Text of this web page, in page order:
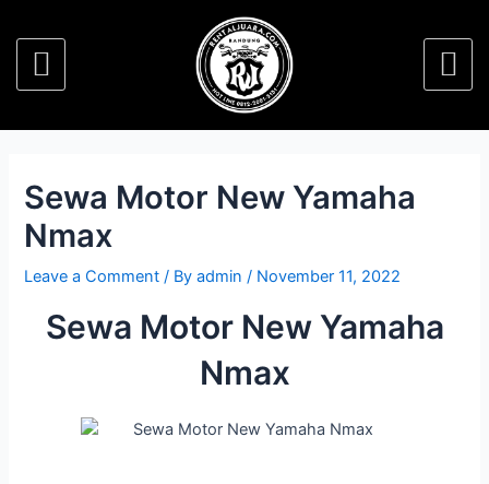
Sewa Motor New Yamaha
Nmax
Leave a Comment / Byadmin/ November 11, 2022
Sewa Motor New Yamaha
Nmax